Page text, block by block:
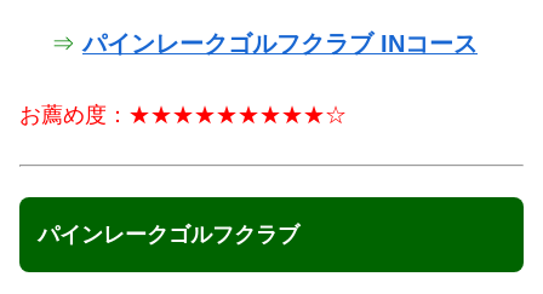
⇒パインレークゴルフクラブ INコース
お薦め度：★★★★★★★★★☆
パインレークゴルフクラブ